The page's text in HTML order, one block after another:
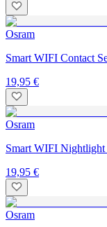
Osram
Smart WIFI Contact
19,95 €
Osram
Smart WIFI Nightlight
19,95 €
Osram